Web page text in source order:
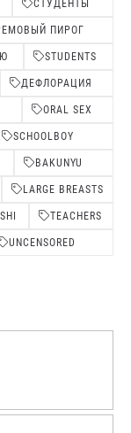
СТУДЕНТЫ
ПИРОГ
STUDENTS
ДЕФЛОРАЦИЯ
ORAL SEX
SCHOOLBOY
BAKUNYU
LARGE BREASTS
TEACHERS
UNCENSORED